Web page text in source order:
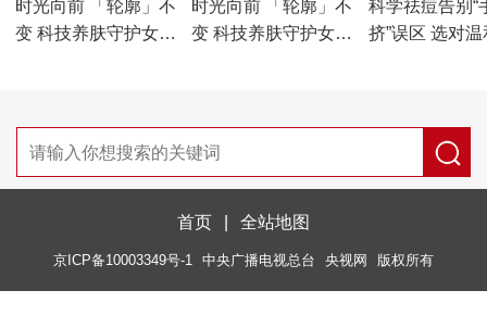
时光向前 「轮廓」不
变 科技养肤守护女性
时光向前 「轮廓」不
变 科技养肤守护女性
科学祛痘告别“
挤”误区 选对温
首页 全站地图
京ICP备10003349号-1 中央广播电视总台 央视网 版权所有